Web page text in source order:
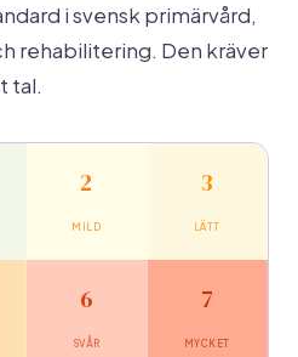
i svensk primärvård,
rehabilitering. Den kräver
tal.
2
MILD
3
LÄTT
6
SVÅR
7
MYCKET